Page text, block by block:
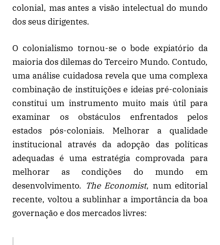
colonial, mas antes a visão intelectual do mundo
dos seus dirigentes.
O colonialismo tornou-se o bode expiatório da
maioria dos dilemas do Terceiro Mundo. Contudo,
uma análise cuidadosa revela que uma complexa
combinação de instituições e ideias pré-coloniais
constitui um instrumento muito mais útil para
examinar os obstáculos enfrentados pelos
estados pós-coloniais. Melhorar a qualidade
institucional através da adopção das políticas
adequadas é uma estratégia comprovada para
melhorar as condições do mundo em
desenvolvimento. The Economist, num editorial
recente, voltou a sublinhar a importância da boa
governação e dos mercados livres: